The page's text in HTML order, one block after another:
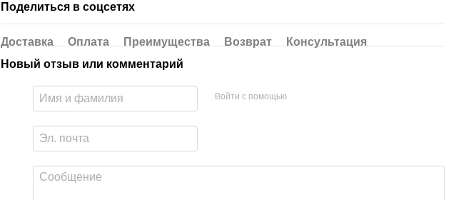
Поделиться в соцсетях
Доставка Оплата Преимущества Возврат
Консультация
Новый отзыв или комментарий
Войти с помощью